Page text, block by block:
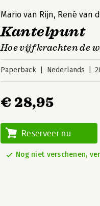
Mario van Rijn, René van
Kantelpunt
Hoe vijf krachten de
Paperback Nederlands
€ 28,95
Reserveer nu
Nog niet verschenen,